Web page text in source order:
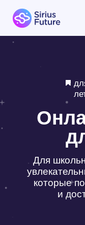
Для
увлекательные
которые
и
лет